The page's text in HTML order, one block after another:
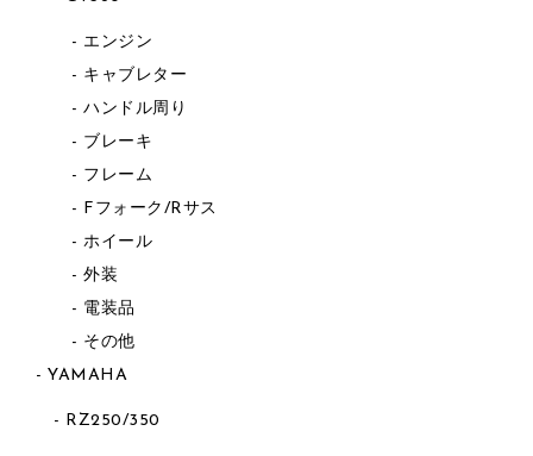
エンジン
キャブレター
ハンドル周り
ブレーキ
フレーム
Fフォーク/Rサス
ホイール
外装
電装品
その他
YAMAHA
RZ250/350